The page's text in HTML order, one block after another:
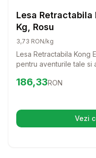
Lesa Retractabila
Kg, Rosu
3,73 RON/kg
Lesa Retractabila Kong
pentru aventurile tale si
aceasta lesa ofera
Preț: 186.33
186,33RON
Vezi